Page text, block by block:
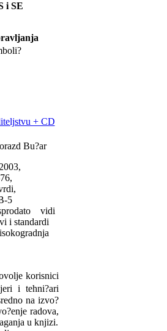
i SE
+ CD
Bu?ar
5
vidi
i standardi
korisnici
i tehni?ari
na izvo?
radova,
u knjizi.